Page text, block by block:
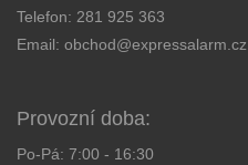
Telefon: 281 925 363
Email: obchod@expressalarm.cz
Provozní doba:
Po-Pá: 7:00 - 16:30